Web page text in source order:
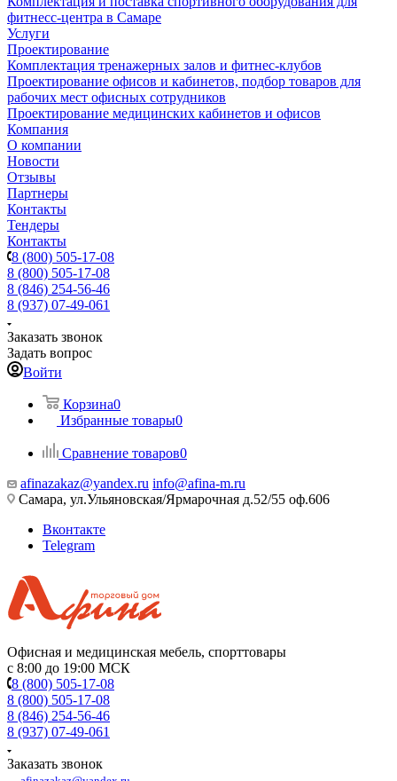
фитнесс-центра в Самаре
Услуги
Проектирование
Комплектация тренажерных залов и фитнес-клубов
Проектирование офисов и кабинетов, подбор товаров для
рабочих мест офисных сотрудников
Проектирование медицинских кабинетов и офисов
Компания
О компании
Новости
Отзывы
Партнеры
Контакты
Тендеры
Контакты
8 (800) 505-17-08
8 (800) 505-17-08
8 (846) 254-56-46
8 (937) 07-49-061
Заказать звонок
Задать вопрос
Войти
Корзина0
Избранные товары0
Сравнение товаров0
afinazakaz@yandex.ru info@afina-m.ru
Самара, ул.Ульяновская/Ярмарочная д.52/55 оф.606
Вконтакте
Telegram
Офисная и медицинская мебель, спорттовары
с 8:00 до 19:00 МСК
8 (800) 505-17-08
8 (800) 505-17-08
8 (846) 254-56-46
8 (937) 07-49-061
Заказать звонок